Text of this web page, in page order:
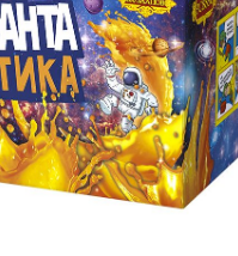
Жуки
Цветной